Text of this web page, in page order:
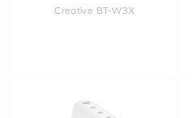
Creative BT-W3X